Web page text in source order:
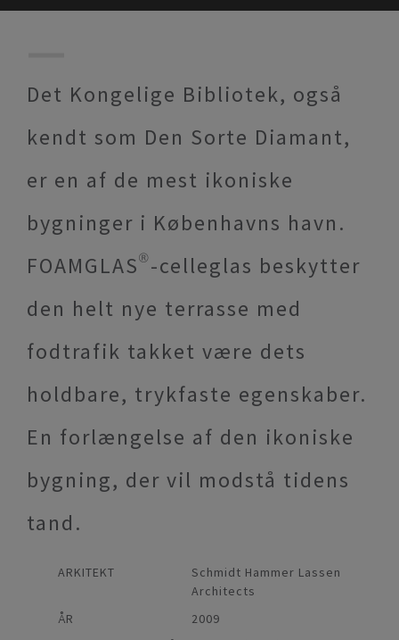
Det Kongelige Bibliotek, også
kendt som Den Sorte Diamant,
er en af de mest ikoniske
bygninger i Københavns havn.
FOAMGLAS®-celleglas beskytter
den helt nye terrasse med
fodtrafik takket være dets
holdbare, trykfaste egenskaber.
En forlængelse af den ikoniske
bygning, der vil modstå tidens
tand.
ARKITEKT
Schmidt Hammer Lassen
Architects
ÅR
2009